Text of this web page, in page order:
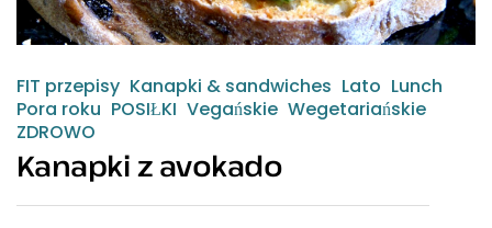
FIT przepisy Kanapki & sandwiches Lato Lunch
Pora roku POSIŁKI Vegańskie Wegetariańskie
ZDROWO
Kanapki z avokado